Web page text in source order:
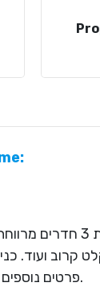
במיקום מצוין ומרכזי .
קרוב ועוד.
פרטים נוספים בנייד, ללא עמלת תיווך.